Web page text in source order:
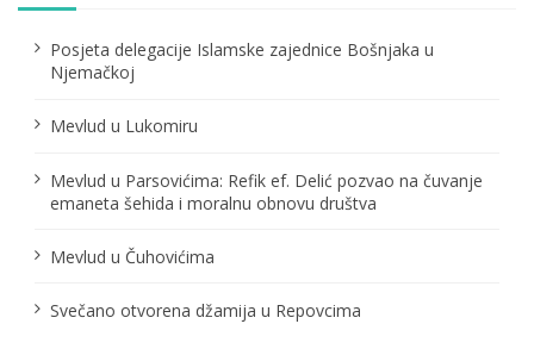
Posjeta delegacije Islamske zajednice Bošnjaka u
Njemačkoj
Mevlud u Lukomiru
Mevlud u Parsovićima: Refik ef. Delić pozvao na čuvanje
emaneta šehida i moralnu obnovu društva
Mevlud u Čuhovićima
Svečano otvorena džamija u Repovcima